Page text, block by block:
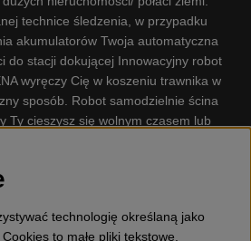
technice śledzenia, w przypadku
akumulatorów Twoja automatyczna
do stacji dokującej Innowacyjny robot
wyręczy Cię w koszeniu trawnika w
sposób. Robot samodzielnie ścina
Ty cieszysz się wolnym czasem lub
Firma nasza dysponuje. Gplshop
Podkaszarki, Nożyce do żywopłotów,
technologię określaną jako
to małe pliki tekstowe,